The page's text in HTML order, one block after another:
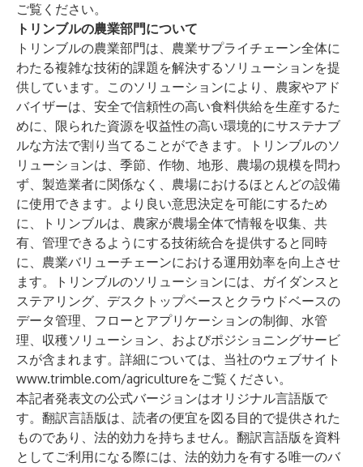
ご覧ください。
トリンブルの農業部門について
トリンブルの農業部門は、農業サプライチェーン全体に
わたる複雑な技術的課題を解決するソリューションを提
供しています。このソリューションにより、農家やアド
バイザーは、安全で信頼性の高い食料供給を生産するた
めに、限られた資源を収益性の高い環境的にサステナブ
ルな方法で割り当てることができます。トリンブルのソ
リューションは、季節、作物、地形、農場の規模を問わ
ず、製造業者に関係なく、農場におけるほとんどの設備
に使用できます。より良い意思決定を可能にするため
に、トリンブルは、農家が農場全体で情報を収集、共
有、管理できるようにする技術統合を提供すると同時
に、農業バリューチェーンにおける運用効率を向上させ
ます。トリンブルのソリューションには、ガイダンスと
ステアリング、デスクトップベースとクラウドベースの
データ管理、フローとアプリケーションの制御、水管
理、収穫ソリューション、およびポジショニングサービ
スが含まれます。詳細については、当社のウェブサイト
www.trimble.com/agricultureをご覧ください。
本記者発表文の公式バージョンはオリジナル言語版で
す。翻訳言語版は、読者の便宜を図る目的で提供された
ものであり、法的効力を持ちません。翻訳言語版を資料
としてご利用になる際には、法的効力を有する唯一のバ